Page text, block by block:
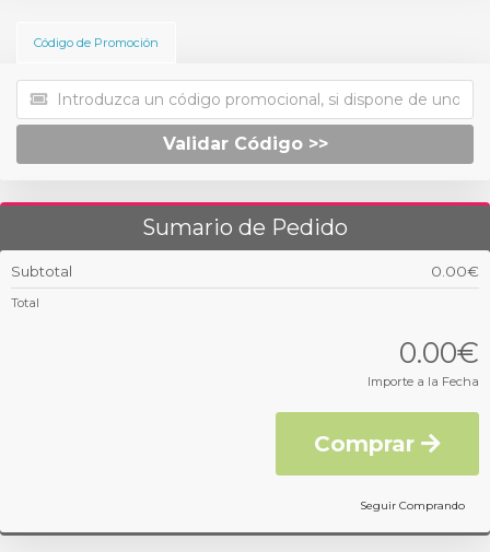
Código de Promoción
Validar Código >>
Sumario de Pedido
Subtotal 0.00€
Total
0.00€
Importe a la Fecha
Comprar
Seguir Comprando